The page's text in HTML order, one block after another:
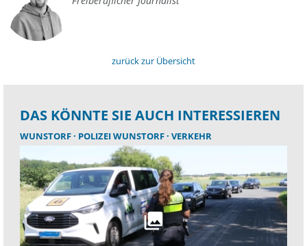
zurück zur Übersicht
DAS KÖNNTE SIE AUCH INTERESSIEREN
WUNSTORF POLIZEI WUNSTORF VERKEHR